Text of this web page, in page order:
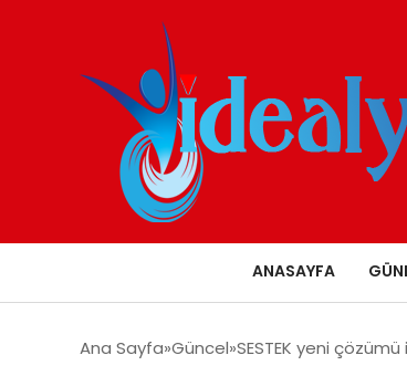
ANASAYFA
Ana Sayfa Güncel SESTEK yeni